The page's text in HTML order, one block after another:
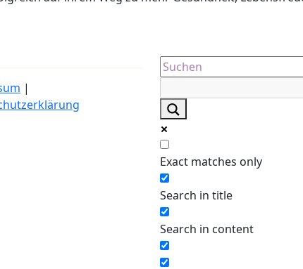
|
Exact matches only
Search in title
Search in content